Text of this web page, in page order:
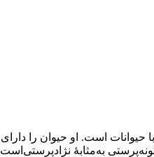
است. او حیوان را
به‌مثابۀ